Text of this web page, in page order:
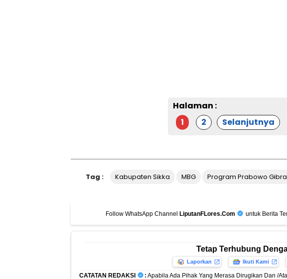
Halaman :
1
2 Selanjutnya
Tag : Kabupaten Sikka MBG Program Prabowo
Follow WhatsApp Channel LiputanFLores.Com untuk Berita
Tetap Terhubung
Laporkan Ikuti Kami
CATATAN REDAKSI : Apabila Ada Pihak Yang Merasa Dirugikan Dan /